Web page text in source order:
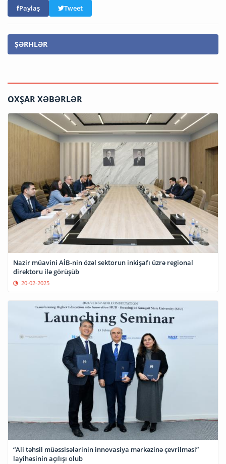
Paylaş Tweet
ŞƏRHLƏR
OXŞAR XƏBƏRLƏR
Nazir müavini AİB-nin özəl sektorun inkişafı üzrə regional
direktoru ilə görüşüb
20-02-2025
“Ali təhsil müəssisələrinin innovasiya mərkəzinə çevrilməsi”
layihəsinin açılışı olub